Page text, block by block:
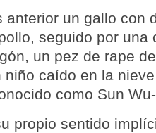
anterior un gallo con
seguido por una
un pez de rape
niño caído en la
como Sun
propio sentido